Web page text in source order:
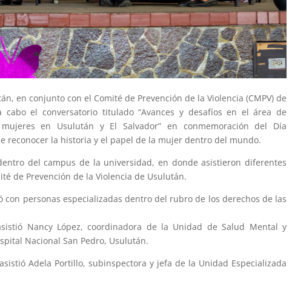
en conjunto con el Comité de Prevención de la Violencia (CMPV) de
el conversatorio titulado “Avances y desafíos en el área de
en Usulután y El Salvador” en conmemoración del Día
reconocer la historia y el papel de la mujer dentro del mundo.
del campus de la universidad, en donde asistieron diferentes
de Prevención de la Violencia de Usulután.
personas especializadas dentro del rubro de los derechos de las
Nancy López, coordinadora de la Unidad de Salud Mental y
Nacional San Pedro, Usulután.
Adela Portillo, subinspectora y jefa de la Unidad Especializada